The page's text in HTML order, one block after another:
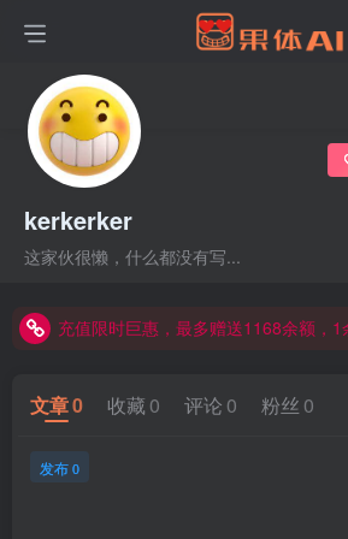
kerkerker
这家伙很懒，什么都没有写...
充值限时巨惠，最多赠送1168余额，
文章0 收藏 0 评论 0 粉丝 0
发布 0